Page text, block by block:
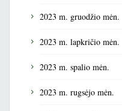
2023 m. gruodžio mėn.
2023 m. lapkričio mėn.
2023 m. spalio mėn.
2023 m. rugsėjo mėn.